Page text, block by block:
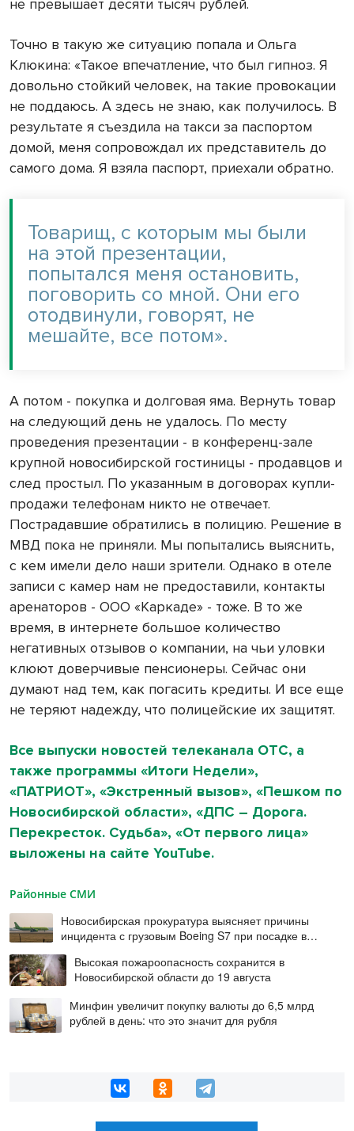
не превышает десяти тысяч рублей.
Точно в такую же ситуацию попала и Ольга
Клюкина: «Такое впечатление, что был гипноз. Я
довольно стойкий человек, на такие провокации
не поддаюсь. А здесь не знаю, как получилось. В
результате я съездила на такси за паспортом
домой, меня сопровождал их представитель до
самого дома. Я взяла паспорт, приехали обратно.
Товарищ, с которым мы были
на этой презентации,
попытался меня остановить,
поговорить со мной. Они его
отодвинули, говорят, не
мешайте, все потом».
А потом - покупка и долговая яма. Вернуть товар
на следующий день не удалось. По месту
проведения презентации - в конференц-зале
крупной новосибирской гостиницы - продавцов и
след простыл. По указанным в договорах купли-
продажи телефонам никто не отвечает.
Пострадавшие обратились в полицию. Решение в
МВД пока не приняли. Мы попытались выяснить,
с кем имели дело наши зрители. Однако в отеле
записи с камер нам не предоставили, контакты
аренаторов - ООО «Каркаде» - тоже. В то же
время, в интернете большое количество
негативных отзывов о компании, на чьи уловки
клюют доверчивые пенсионеры. Сейчас они
думают над тем, как погасить кредиты. И все еще
не теряют надежду, что полицейские их защитят.
Все выпуски новостей телеканала ОТС, а
также программы «Итоги Недели»,
«ПАТРИОТ», «Экстренный вызов», «Пешком по
Новосибирской области», «ДПС – Дорога.
Перекресток. Судьба», «От первого лица»
выложены на сайте YouTube.
Районные СМИ
Новосибирская прокуратура выясняет причины
инцидента с грузовым Boeing S7 при посадке в
Норильске
Высокая пожароопасность сохранится в
Новосибирской области до 19 августа
Минфин увеличит покупку валюты до 6,5 млрд
рублей в день: что это значит для рубля